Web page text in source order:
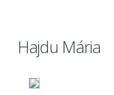
Hajdu Mária